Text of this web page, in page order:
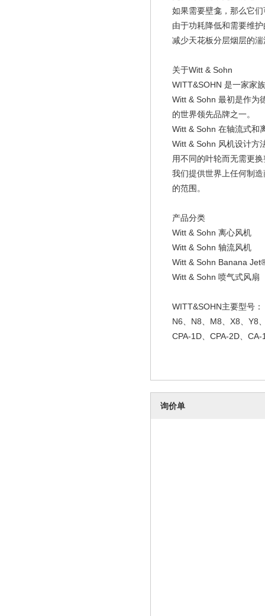
如果需要壁龛，那么它
由于功耗降低和需要维
减少天花板分层烟层的湍
关于Witt & Sohn
WITT&SOHN 是一家家
Witt & Sohn 最初是作为
的世界领先品牌之一。
Witt & Sohn 在轴流式和
Witt & Sohn 风机设计方
用不同的叶轮而无需更
我们提供世界上任何制
的范围。
产品分类
Witt & Sohn 离心风机
Witt & Sohn 轴流风机
Witt & Sohn Banana
Witt & Sohn 喷气式风扇
WITT&SOHN主要型号：
N6、N8、M8、X8、Y8
CPA-1D、CPA-2D、CA-
询价单